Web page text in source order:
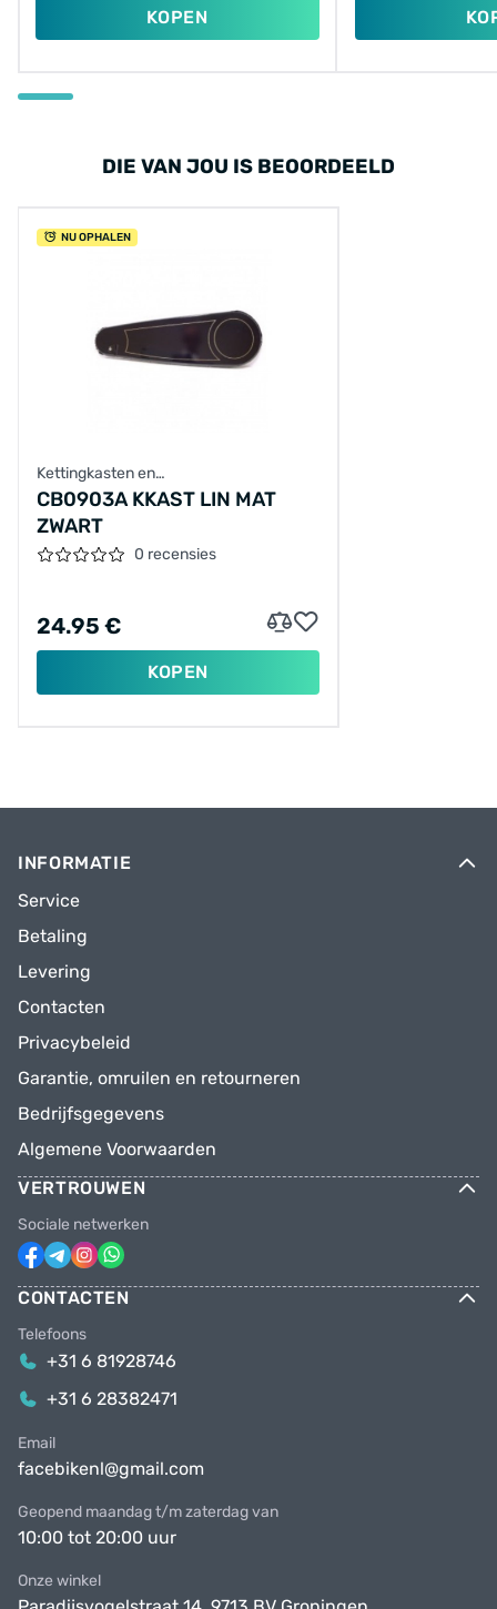
KOPEN
DIE VAN JOU IS BEOORDEELD
NU OPHALEN
Kettingkasten en
achterbrugbescherming
CB0903A KKAST LIN MAT
ZWART
0 recensies
24.95 €
KOPEN
INFORMATIE
Service
Betaling
Levering
Contacten
Privacybeleid
Garantie, omruilen en retourneren
Bedrijfsgegevens
Algemene Voorwaarden
VERTROUWEN
Sociale netwerken
CONTACTEN
Telefoons
+31 6 81928746
+31 6 28382471
Email
facebikenl@gmail.com
Geopend maandag t/m zaterdag van
10:00 tot 20:00 uur
Onze winkel